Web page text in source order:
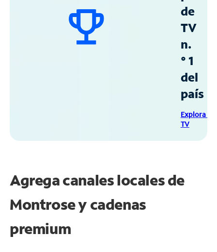
de
TV
n.
° 1
del
país
Explora
TV
Agrega canales locales de
Montrose y cadenas
premium